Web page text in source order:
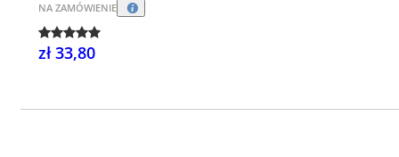
NA ZAMÓWIENIE
zł 33,80